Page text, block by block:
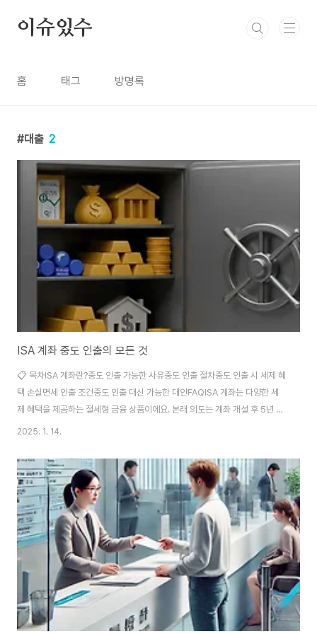
이슈있수
홈 태그 방명록
대출 2
ISA 계좌 중도 인출의 모든 것
📋 목차ISA 계좌란?중도 인출 가능한 사유중도 인출 절차중도 인출 시 세제 혜
택 손실면세 인출 조건중도 인출 대신 가능한 대안FAQISA 계좌는 다양한 세
제 혜택을 제공하는 절세형 금융 상품이에요. 본래 의도는 계좌 개설 후 5년 이
상 자금을 예치하며 꾸준히 관리하는 것이지만, 생활 속 긴급한 사정으로 인해
판단을 내리기 위해서는 관련 제도와 절차를 정확히 이해하는 것이 필요해
요. 특히 ISA 계좌 중도 인출 시에는 세제 혜택 손실, 페널티 여부, 면세 인출 조
건 등의 요소를 잘 살펴봐야 해요. 지금부터 ISA 계좌와 관련된 중도 인출의 세
부사항과 상황별 대처법을 하나씩 알아보려고 해요. 제가 생각했을 때, 이를 정
확히 이해..
2025. 1. 14.